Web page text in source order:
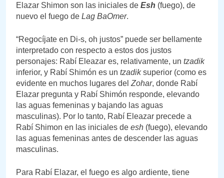
Elazar Shimon son las iniciales de Esh (fuego), de
nuevo el fuego de Lag BaOmer.
“Regocíjate en Di-s, oh justos” puede ser bellamente
interpretado con respecto a estos dos justos
personajes: Rabí Eleazar es, relativamente, un tzadik
inferior, y Rabí Shimón es un tzadiksuperior (como es
evidente en muchos lugares del Zohar, donde Rabí
Elazar pregunta y Rabí Shimón responde, elevando
las aguas femeninas y bajando las aguas
masculinas). Por lo tanto, Rabí Eleazar precede a
Rabí Shimon en las iniciales de esh (fuego), elevando
las aguas femeninas antes de descender las aguas
masculinas.
Para Rabí Elazar, el fuego es algo ardiente, tiene